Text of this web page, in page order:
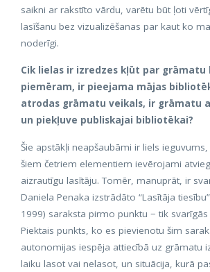
saikni ar rakstīto vārdu, varētu būt ļoti
lasīšanu bez vizualizēšanas par kaut ko
noderīgi.
Cik lielas ir izredzes kļūt par grāmatu
piemēram, ir pieejama mājas
atrodas grāmatu veikals, ir grāmatu
un piekļuve publiskajai bibliotēkai?
Šie apstākļi neapšaubāmi ir liels
šiem četriem elementiem ievērojami
aizrautīgu lasītāju. Tomēr, manuprāt, ir
Daniela Penaka izstrādāto “Lasītāja
1999) saraksta pirmo punktu − tik svarīgās
Piektais punkts, ko es pievienotu šim
autonomijas iespēja attiecībā uz grāmatu
laiku lasot vai nelasot, un situācija, kurā